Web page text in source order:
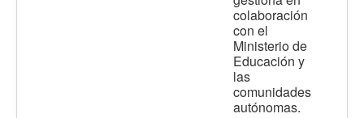
colaboración
con el
Ministerio de
Educación y
las
comunidades
autónomas.